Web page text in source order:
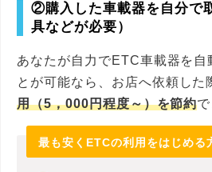
②購入した車載器を自分で
具などが必要）
あなたが自力でETC車載器を自
とが可能なら、お店へ依頼した
用（5，000円程度～）を節約で
最も安くETCの利用をはじめる